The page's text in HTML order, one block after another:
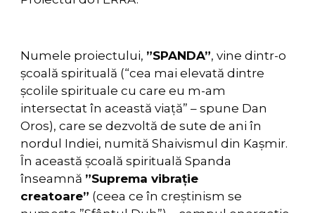
Numele proiectului, ”SPANDA”, vine dintr-o
școală spirituală (“cea mai elevată dintre
școlile spirituale cu care eu m-am
intersectat în această viață” – spune Dan
Oros), care se dezvoltă de sute de ani în
nordul Indiei, numită Shaivismul din Kașmir.
În această școală spirituală Spanda
înseamnă ”Suprema vibrație
creatoare” (ceea ce în creștinism se